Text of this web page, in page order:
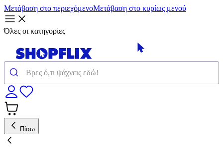
Μετάβαση στο περιεχόμενοΜετάβαση στο κυρίως μενού
Όλες οι κατηγορίες
Πίσω